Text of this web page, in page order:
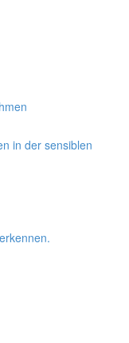
in der sensiblen